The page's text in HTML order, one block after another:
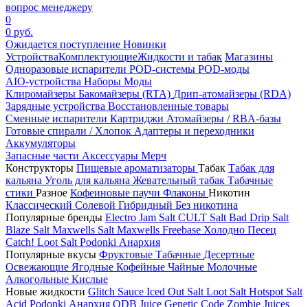
вопрос менеджеру
0
0 руб.
Ожидается поступление Новинки
УстройстваКомплектующиеЖидкости и табак Магазины
Одноразовые испарители POD-системы POD-моды
AIO-устройства Наборы Моды
Клиромайзеры Бакомайзеры (RTA) Дрип-атомайзеры (RDA)
Зарядные устройства Восстановленные товары
Сменные испарители Картриджи Атомайзеры / RBA-базы
Готовые спирали / Хлопок Адаптеры и переходники
Аккумуляторы
Запасные части Аксессуары Мерч
Конструкторы Пищевые ароматизаторы Табак Табак для
кальяна Уголь для кальяна Жевательный табак Табачные
стики Разное Кофеиновые паучи Флаконы Никотин
Классический Солевой Гибридный Без никотина
Популярные бренды Electro Jam Salt CULT Salt Bad Drip Salt
Blaze Salt Maxwells Salt Maxwells Freebase Холодно Песец
Catch! Loot Salt Podonki Анархия
Популярные вкусы Фруктовые Табачные Десертные
Освежающие Ягодные Кофейные Чайные Молочные
Алкогольные Кислые
Новые жидкости Glitch Sauce Iced Out Salt Loot Salt Hotspot Salt
Acid Podonki Анархия ODB Juice Genetic Code Zombie Juices